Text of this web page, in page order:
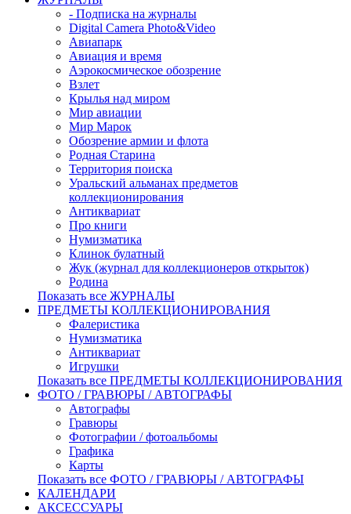
- Подписка на журналы
Digital Camera Photo&Video
Авиапарк
Авиация и время
Аэрокосмическое обозрение
Взлет
Крылья над миром
Мир авиации
Мир Марок
Обозрение армии и флота
Родная Старина
Территория поиска
Уральский альманах предметов
коллекционирования
Антиквариат
Про книги
Нумизматика
Клинок булатный
Жук (журнал для коллекционеров открыток)
Родина
Показать все ЖУРНАЛЫ
ПРЕДМЕТЫ КОЛЛЕКЦИОНИРОВАНИЯ
Фалеристика
Нумизматика
Антиквариат
Игрушки
Показать все ПРЕДМЕТЫ КОЛЛЕКЦИОНИРОВАНИЯ
ФОТО / ГРАВЮРЫ / АВТОГРАФЫ
Автографы
Гравюры
Фотографии / фотоальбомы
Графика
Карты
Показать все ФОТО / ГРАВЮРЫ / АВТОГРАФЫ
КАЛЕНДАРИ
АКСЕССУАРЫ